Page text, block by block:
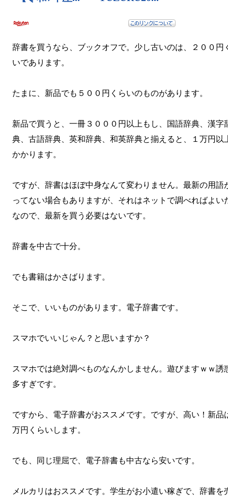
辞書を買うなら、ブックオフで。少し古いのは、２００円
いであります。
たまに、新品でも５００円くらいのものがあります。
新品で買うと、一冊３０００円以上もし、国語辞典、漢字
典、古語辞典、英和辞典、和英辞典と揃えると、１万円以
かかります。
ですが、辞書はほぼ中身なんて変わりません。最新の用語
ってない場合もありますが、それはネットで調べればよい
なので、最新を買う必要はないです。
辞書を中古で十分。
でも書籍はかさばります。
そこで、いいものがあります。電子辞書です。
スマホでいいじゃん？と思いますか？
スマホでは絶対調べものなんかしません。遊びますｗｗ誘
多すぎです。
ですから、電子辞書がおススメです。ですが、高い！新品
万円くらいします。
でも、同じ理屈で、電子辞書も中古なら安いです。
メルカリはおススメです。学生がお小遣い稼ぎで、辞書を